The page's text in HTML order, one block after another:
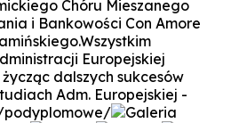
Chóru Mieszanego
i Bankowości Con Amore
Europejskiej
dalszych sukcesów
Adm. Europejskiej -
podyplomowe/